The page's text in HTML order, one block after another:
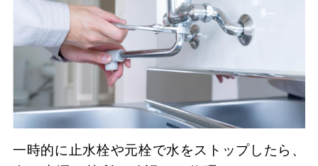
一時的に止水栓や元栓で水をストップしたら、